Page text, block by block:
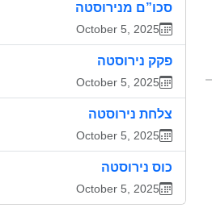
סכו”ם מנירוסטה
October 5, 2025
פקק נירוסטה
October 5, 2025
צלחת נירוסטה
October 5, 2025
כוס נירוסטה
October 5, 2025